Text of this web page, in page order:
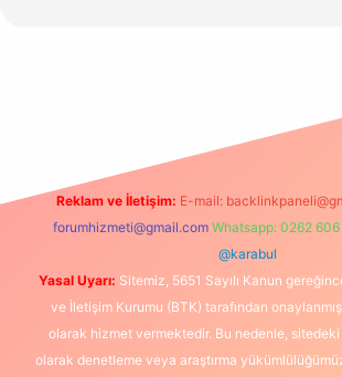
Reklam ve İletişim: E-mail:
forumhizmeti@gmail.com Whatsapp: 0262
@karabul
Yasal Uyarı: Sitemiz, 5651 Sayılı Kanun
ve İletişim Kurumu (BTK) tarafından onaylanmış
olarak hizmet vermektedir. Bu nedenle,
olarak denetleme veya araştırma